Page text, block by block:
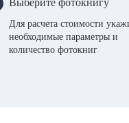
Для расчета стоимости
необходимые параметры и
количество фотокниг